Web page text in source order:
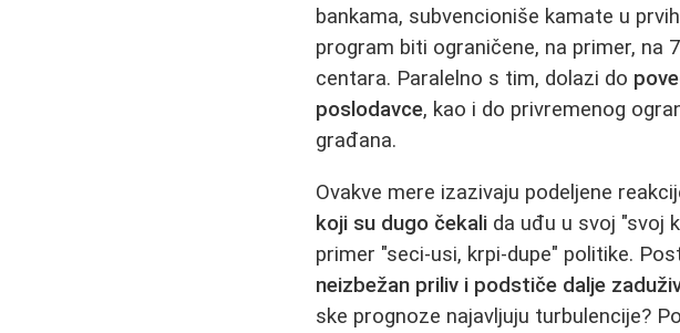
bankama, subvencioniše kamate u
program biti ograničene, na primer, na
centara. Paralelno s tim, dolazi do
poslodavce, kao i do privremenog
građana.
Ovakve mere izazivaju podeljene
koji su dugo čekali da uđu u svoj "svoj
primer "seci-usi, krpi-dupe" politike.
neizbežan priliv i podstiče dalje
ske prognoze najavljuju turbulencije?